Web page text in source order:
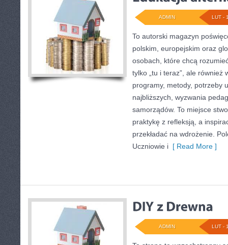
LUT -
ADMIN
To autorski magazyn
polskim, europejskim oraz
osobach, które chcą
tylko „tu i teraz”, ale również
programy, metody, potrzeby
najbliższych, wyzwania
samorządów. To miejsce
praktykę z refleksją, a
przekładać na wdrożenie.
Uczniowie i [ Read More ]
LUT -
ADMIN